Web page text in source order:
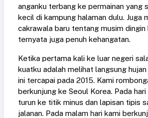
anganku terbang ke permainan yang
kecil di kampung halaman dulu. Juga
cakrawala baru tentang musim
ternyata juga penuh kehangatan.
Ketika pertama kali ke luar negeri
kuatku adalah melihat langsung
ini tercapai pada 2015. Kami
berkunjung ke Seoul Korea. Pada
turun ke titik minus dan lapisan tipis
jalanan. Pada malam hari kami